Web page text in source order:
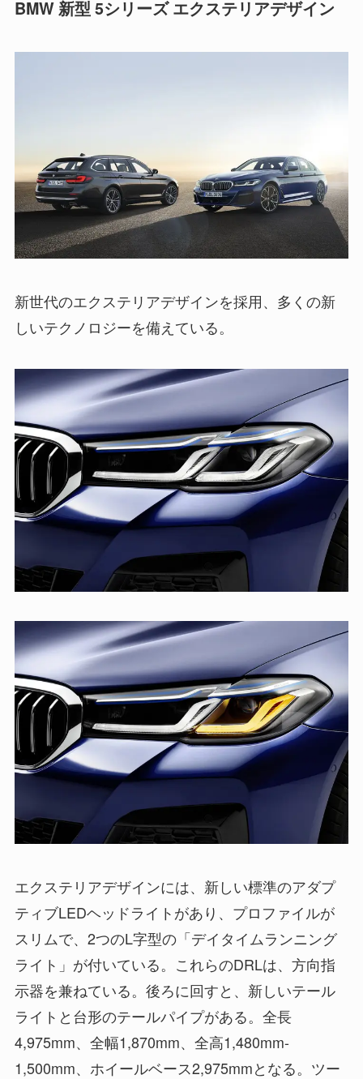
BMW 新型 5シリーズ エクステリアデザイン
新世代のエクステリアデザインを採用、多くの新
しいテクノロジーを備えている。
エクステリアデザインには、新しい標準のアダプ
ティブLEDヘッドライトがあり、プロファイルが
スリムで、2つのL字型の「デイタイムランニング
ライト」が付いている。これらのDRLは、方向指
示器を兼ねている。後ろに回すと、新しいテール
ライトと台形のテールパイプがある。全長
4,975mm、全幅1,870mm、全高1,480mm-
1,500mm、ホイールベース2,975mmとなる。ツー